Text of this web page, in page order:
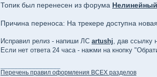
Топик был перенесен из форума
Причина переноса: На трекере доступна
Исправил релиз - напиши ЛС artushj, дав ссылку
Если нет ответа 24 часа - нажми на кнопку
Перечень правил оформления ВСЕХ разделов